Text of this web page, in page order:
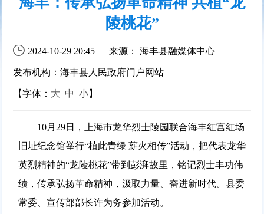
陵桃花”
2024-10-29 20:45 来源： 海丰县融媒体中心
发布机构：海丰县人民政府门户网站
【字体： 大 中 小】
10月29日，上海市龙华烈士陵园联合海丰红宫红场
旧址纪念馆举行“植此青绿 薪火相传”活动，把代表龙华
英烈精神的“龙陵桃花”带到彭湃故里，铭记烈士丰功伟
绩，传承弘扬革命精神，汲取力量、奋进新时代。县委
常委、宣传部部长许为务参加活动。